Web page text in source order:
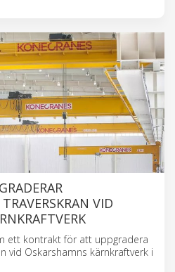
VID
ett kontrakt för att uppgradera
vid Oskarshamns kärnkraftverk i